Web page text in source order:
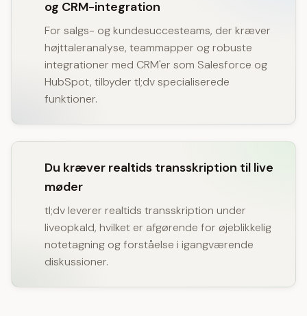
og CRM-integration
For salgs- og kundesuccesteams, der kræver
højttaleranalyse, teammapper og robuste
integrationer med CRM'er som Salesforce og
HubSpot, tilbyder tl;dv specialiserede
funktioner.
Du kræver realtids transskription til live
møder
tl;dv leverer realtids transskription under
liveopkald, hvilket er afgørende for øjeblikkelig
notetagning og forståelse i igangværende
diskussioner.